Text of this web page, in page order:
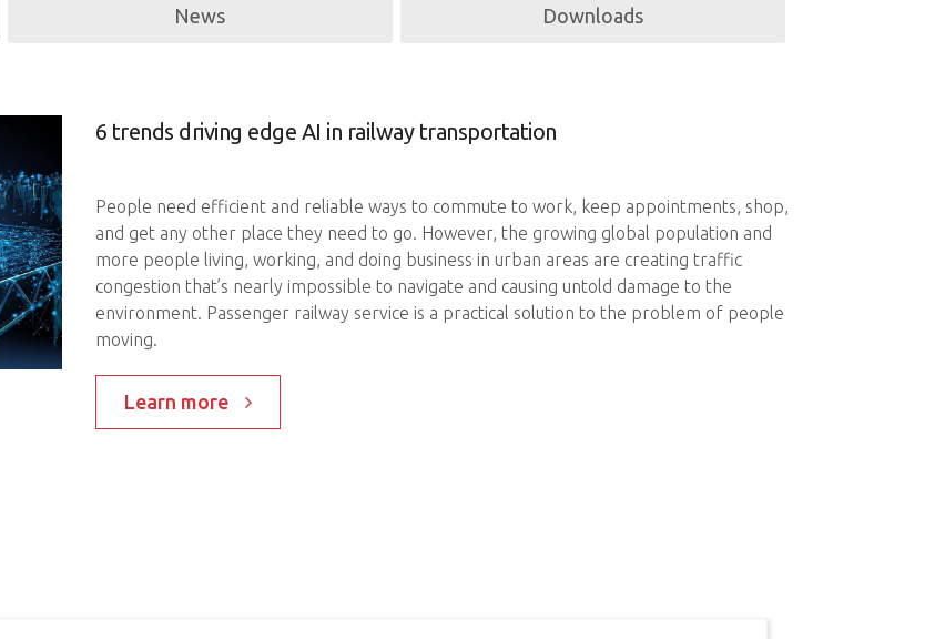
News Downloads
6 trends driving edge AI in railway transportation
People need efficient and reliable ways to commute to work, keep appointments, shop,
and get any other place they need to go. However, the growing global population and
more people living, working, and doing business in urban areas are creating traffic
congestion that’s nearly impossible to navigate and causing untold damage to the
environment. Passenger railway service is a practical solution to the problem of people
moving.
Learn more